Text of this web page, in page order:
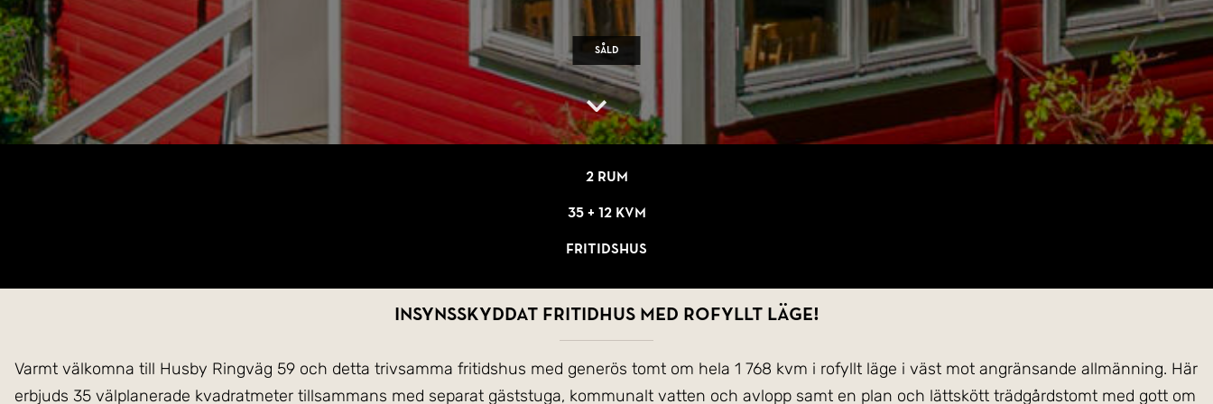
Såld
2 rum
35 + 12 kvm
Fritidshus
Insynsskyddat fritidhus med rofyllt läge!
Varmt välkomna till Husby Ringväg 59 och detta trivsamma fritidshus med generös tomt om hela 1 768 kvm i rofyllt läge i väst mot angränsande allmänning. Här
erbjuds 35 välplanerade kvadratmeter tillsammans med separat gäststuga, kommunalt vatten och avlopp samt en plan och lättskött trädgårdstomt med gott om